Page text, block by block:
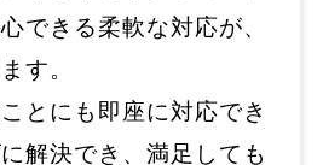
できる柔軟な対応が、
す。
とにも即座に対応でき
解決でき、満足しても